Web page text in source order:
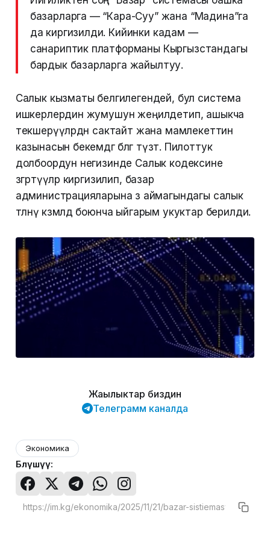
базарларга — “Кара-Суу” жана “Мадина”га
да киргизилди. Кийинки кадам —
санариптик платформаны Кыргызстандагы
бардык базарларга жайылтуу.
Салык кызматы белгилегендей, бул система
ишкерлердин жумушун жеңилдетип, ашыкча
текшерүүлөрдөн сактайт жана мамлекеттин
казынасын бекемдөөгө өбөлгө түзөт. Пилоттук
долбоордун негизинде Салык кодексине
өзгөртүүлөр киргизилип, базар
администрацияларына өз аймагындагы салык
төлөөнү көзөмөлдөө боюнча ыйгарым укуктар берилди.
Жаңылыктар биздин
Телеграмм каналда
Экономика
Бөлүшүү: